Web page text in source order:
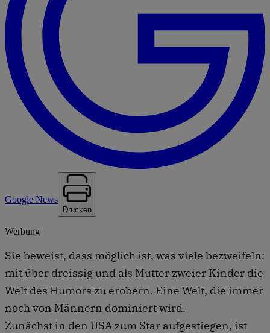
Google News
Drucken
Werbung
Sie beweist, dass möglich ist, was viele bezweifeln:
mit über dreissig und als Mutter zweier Kinder die
Welt des Humors zu erobern. Eine Welt, die immer
noch von Männern dominiert wird.
Zunächst in den USA zum Star aufgestiegen, ist